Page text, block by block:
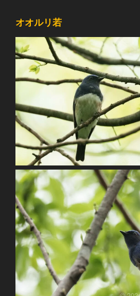
オオルリ若